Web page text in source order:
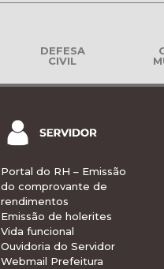
DEFESA
CIVIL
Portal do RH – Emissão
do comprovante de
rendimentos
Emissão de holerites
Vida funcional
Ouvidoria do Servidor
Webmail Prefeitura